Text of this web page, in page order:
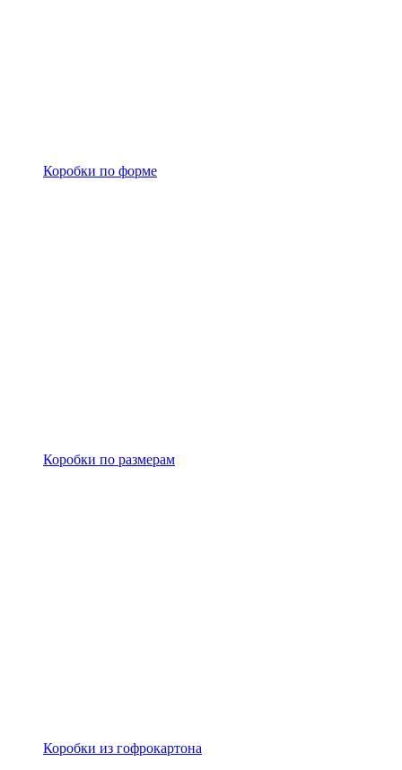
Коробки по форме
Коробки по размерам
Коробки из гофрокартона